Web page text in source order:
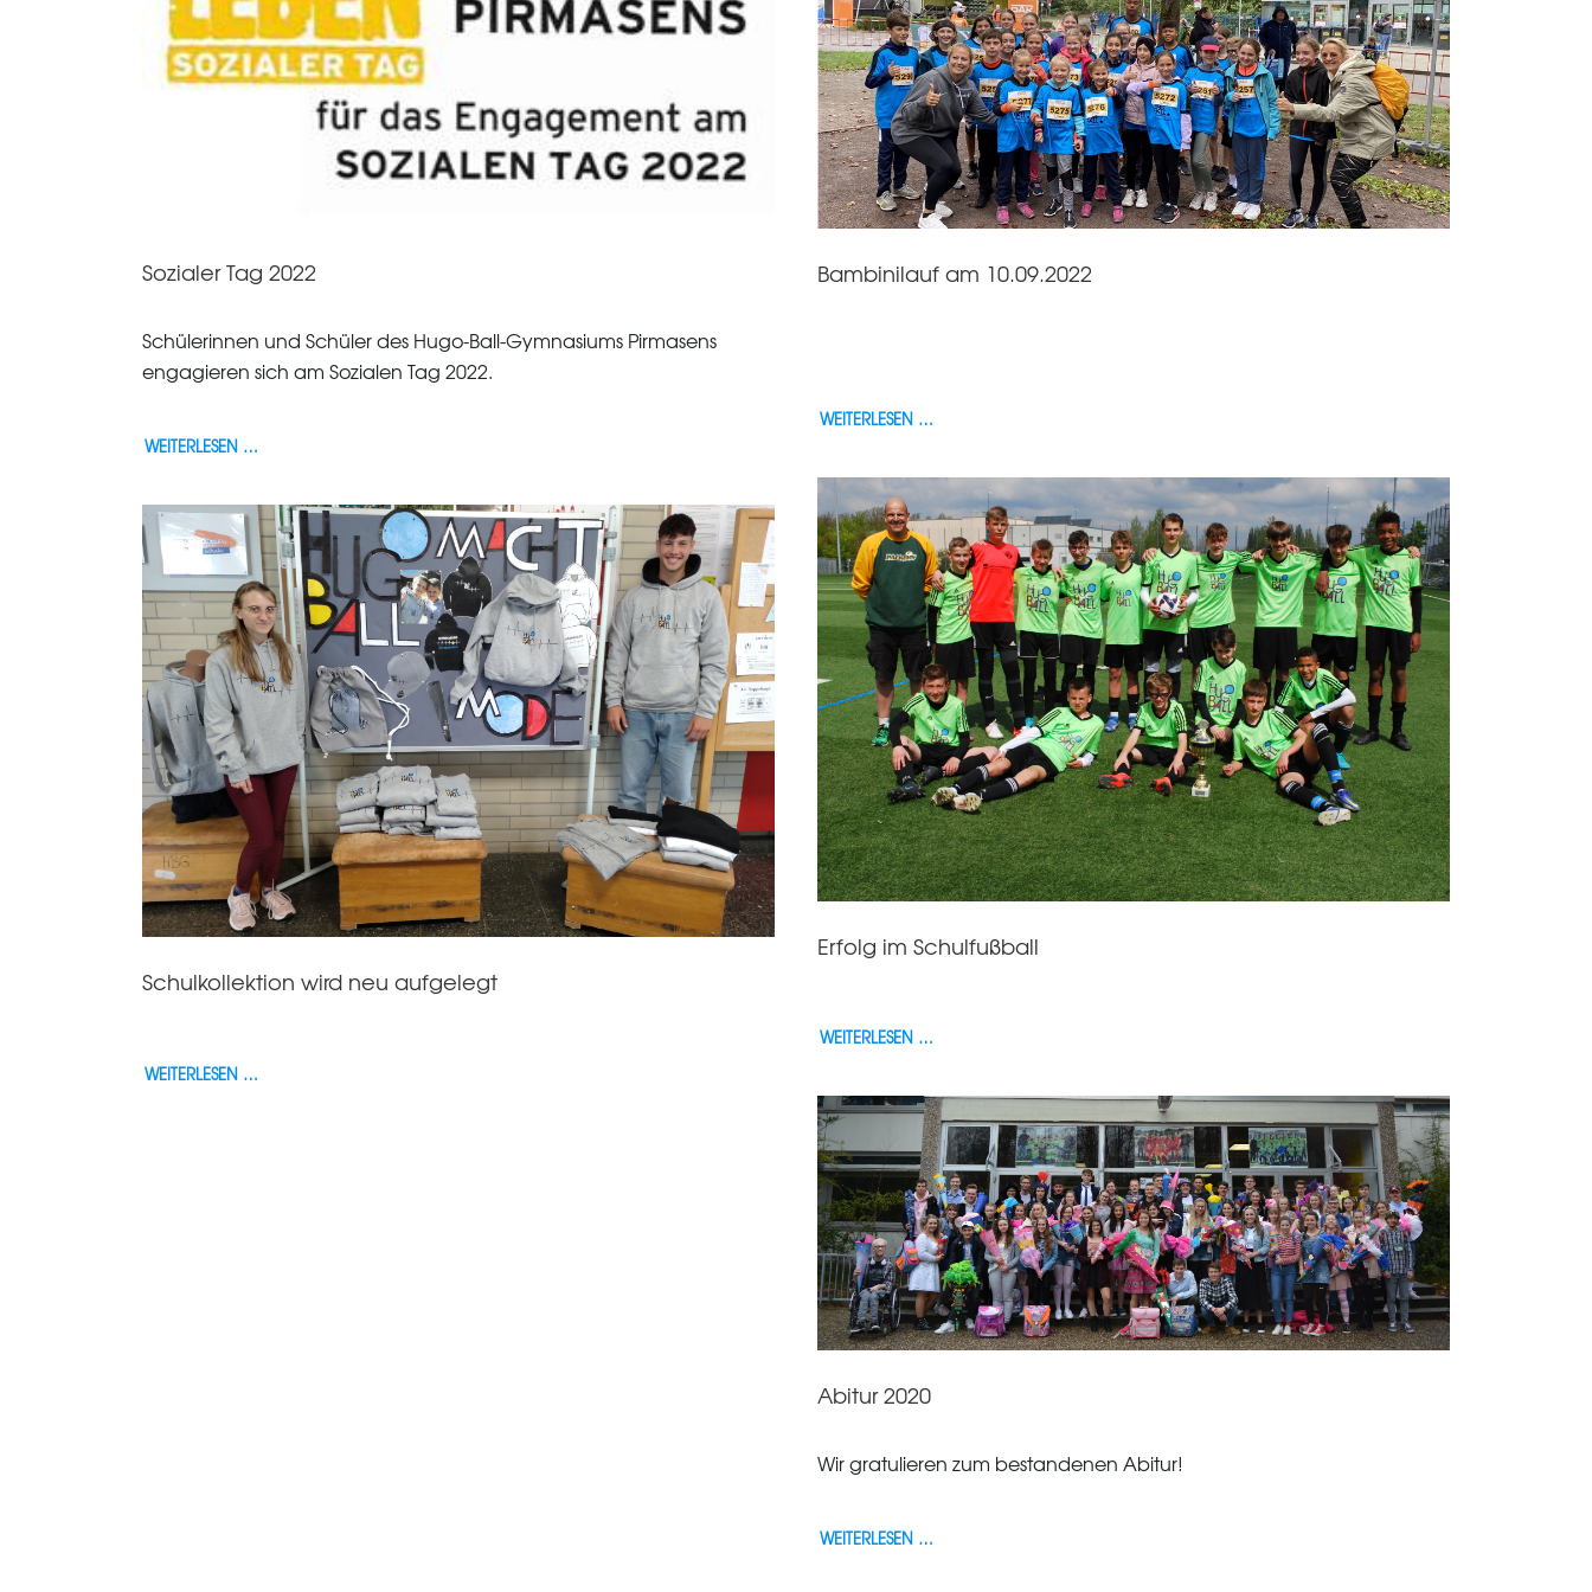
Sozialer Tag 2022
Schülerinnen und Schüler des Hugo-Ball-Gymnasiums Pirmasens
engagieren sich am Sozialen Tag 2022.
WEITERLESEN …
Bambinilauf am 10.09.2022
WEITERLESEN …
Erfolg im Schulfußball
WEITERLESEN …
Schulkollektion wird neu aufgelegt
WEITERLESEN …
Abitur 2020
Wir gratulieren zum bestandenen Abitur!
WEITERLESEN …